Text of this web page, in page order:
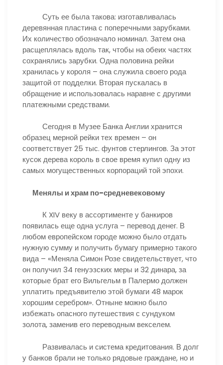
Суть ее была такова: изготавливалась
деревянная пластина с поперечными зарубками.
Их количество обозначало номинал. Затем она
расщеплялась вдоль так, чтобы на обеих частях
сохранялись зарубки. Одна половина рейки
хранилась у короля – она служила своего рода
защитой от подделки. Вторая пускалась в
обращение и использовалась наравне с другими
платежными средствами.
Сегодня в Музее Банка Англии хранится
образец мерной рейки тех времен – он
соответствует 25 тыс. фунтов стерлингов. За этот
кусок дерева король в свое время купил одну из
самых могущественных корпораций той эпохи.
Менялы и храм по-средневековому
К XIV веку в ассортименте у банкиров
появилась еще одна услуга – перевод денег. В
любом европейском городе можно было отдать
нужную сумму и получить бумагу примерно такого
вида – «Меняла Симон Розе свидетельствует, что
он получил 34 генуэзских меры и 32 динара, за
которые брат его Вильгельм в Палермо должен
уплатить предъявителю этой бумаги 48 марок
хорошим серебром». Отныне можно было
избежать опасного путешествия с сундуком
золота, заменив его переводным векселем.
Развивалась и система кредитования. В долг
у банков брали не только рядовые граждане, но и